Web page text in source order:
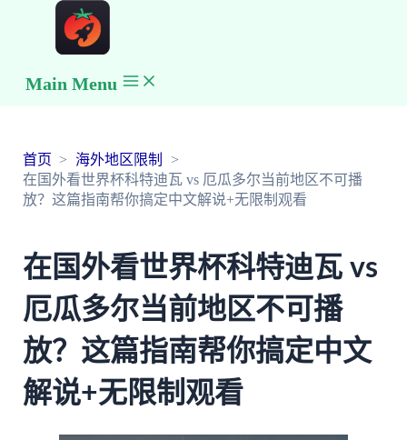
Main Menu
首页
海外地区限制
在国外看世界杯科特迪瓦 vs 厄瓜多尔当前地区不可播
放？这篇指南帮你搞定中文解说+无限制观看
在国外看世界杯科特迪瓦 vs
厄瓜多尔当前地区不可播
放？这篇指南帮你搞定中文
解说+无限制观看